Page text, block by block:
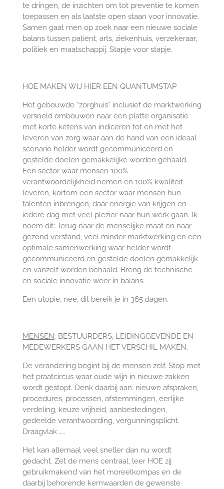
te dringen, de inzichten om tot preventie te komen
toepassen en als laatste open staan voor innovatie.
Samen gaat men op zoek naar een nieuwe sociale
balans tussen patiënt, arts, ziekenhuis, verzekeraar,
politiek en maatschappij. Stapje voor stapje.
HOE MAKEN WIJ HIER EEN QUANTUMSTAP
Het gebouwde “zorghuis” inclusief de marktwerking
versneld ombouwen naar een platte organisatie
met korte ketens van indiceren tot en met het
leveren van zorg waar aan de hand van een ideaal
scenario helder wordt gecommuniceerd en
gestelde doelen gemakkelijke worden gehaald.
Een sector waar mensen 100%
verantwoordelijkheid nemen en 100% kwaliteit
leveren, kortom een sector waar mensen hun
talenten inbrengen, daar energie van krijgen en
iedere dag met veel plezier naar hun werk gaan. Ik
noem dit: Terug naar de menselijke maat en naar
gezond verstand, veel minder marktwerking en een
optimale samenwerking waar helder wordt
gecommuniceerd en gestelde doelen gemakkelijk
en vanzelf worden behaald. Breng de technische
en sociale innovatie weer in balans.
Een utopie, nee, dit bereik je in 365 dagen.
MENSEN: BESTUURDERS, LEIDINGGEVENDE EN
MEDEWERKERS GAAN HET VERSCHIL MAKEN.
De verandering begint bij de mensen zelf. Stop met
het praatcircus waar oude wijn in nieuwe zakken
wordt gestopt. Denk daarbij aan: nieuwe afspraken,
procedures, processen, afstemmingen, eerlijke
verdeling, keuze vrijheid, aanbestedingen,
gedeelde verantwoording, vergunningsplicht.
Draagvlak …..
Het kan allemaal veel sneller dan nu wordt
gedacht. Zet de mens centraal, leer HOE zij
gebruikmakend van het moreelkompas en de
daarbij behorende kernwaarden de gewenste